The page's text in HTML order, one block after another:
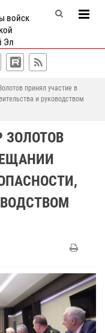
войск
Эл
принял участие в
и руководством
ЗОЛОТОВ